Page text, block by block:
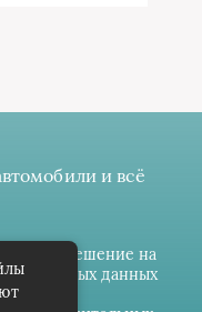
и всё
разрешение на
данных